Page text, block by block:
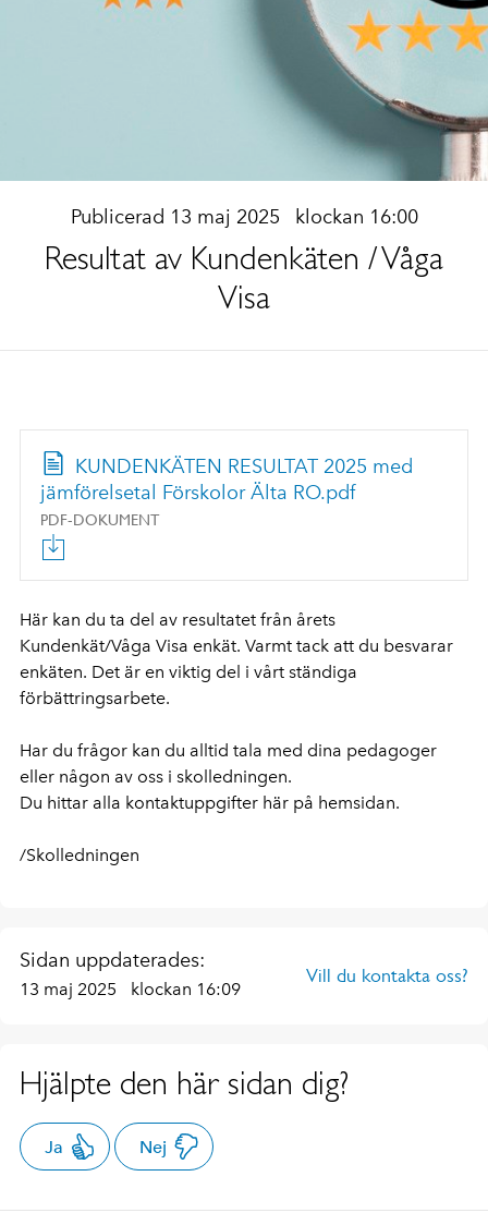
Publicerad 13 maj 2025 klockan 16:00
Resultat av Kundenkäten / Våga
Visa
KUNDENKÄTEN RESULTAT 2025 med
jämförelsetal Förskolor Älta RO.pdf
PDF-DOKUMENT
Här kan du ta del av resultatet från årets
Kundenkät/Våga Visa enkät. Varmt tack att du besvarar
enkäten. Det är en viktig del i vårt ständiga
förbättringsarbete.
Har du frågor kan du alltid tala med dina pedagoger
eller någon av oss i skolledningen.
Du hittar alla kontaktuppgifter här på hemsidan.
/Skolledningen
Sidan uppdaterades:
13 maj 2025 klockan 16:09
Vill du kontakta oss?
Hjälpte den här sidan dig?
Ja Nej